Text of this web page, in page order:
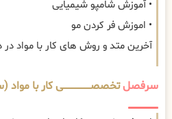
• آموزش شامپو شیمیایی
• اموزش فر کردن مو
آخرین متد و روش های کار با مواد در
سرفصلتخصصــــــــــــــــــــی کار با